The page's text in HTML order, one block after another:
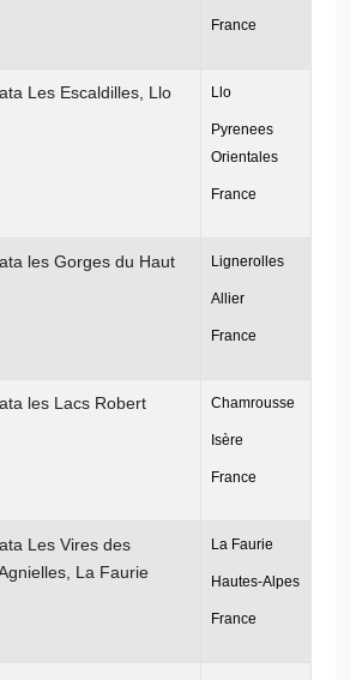
France
Les Escaldilles, Llo Llo
Pyrenees
Orientales
France
les Gorges du Haut
Lignerolles
Allier
France
les Lacs Robert Chamrousse
Isère
France
Les Vires des
La Faurie
La Faurie
Hautes-Alpes
France